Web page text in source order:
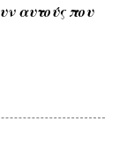
αυτούς που